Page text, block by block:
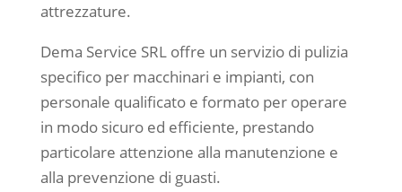
attrezzature.
Dema Service SRL offre un servizio di pulizia
specifico per macchinari e impianti, con
personale qualificato e formato per operare
in modo sicuro ed efficiente, prestando
particolare attenzione alla manutenzione e
alla prevenzione di guasti.